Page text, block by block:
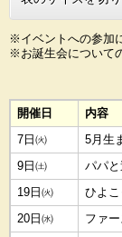
※イベントへの参加
※お誕生会について
開催日 内容
7日㈫
5月生
9日㈯
パパと
19日㈫
ひよ
20日㈬
ファ